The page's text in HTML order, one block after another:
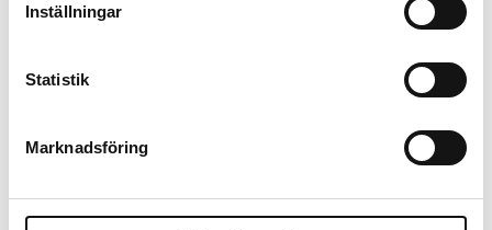
Inställningar
Statistik
Marknadsföring
8 juli 2026
bakbinder polisen